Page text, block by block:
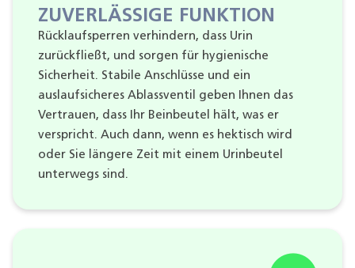
ZUVERLÄSSIGE FUNKTION
Rücklaufsperren verhindern, dass Urin
zurückfließt, und sorgen für hygienische
Sicherheit. Stabile Anschlüsse und ein
auslaufsicheres Ablassventil geben Ihnen das
Vertrauen, dass Ihr Beinbeutel hält, was er
verspricht. Auch dann, wenn es hektisch wird
oder Sie längere Zeit mit einem Urinbeutel
unterwegs sind.